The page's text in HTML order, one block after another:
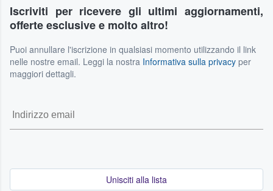
Iscriviti per ricevere gli ultimi aggiornamenti,
offerte esclusive e molto altro!
Puoi annullare l'iscrizione in qualsiasi momento utilizzando il link
nelle nostre email. Leggi la nostra Informativa sulla privacy per
maggiori dettagli.
Unisciti alla lista